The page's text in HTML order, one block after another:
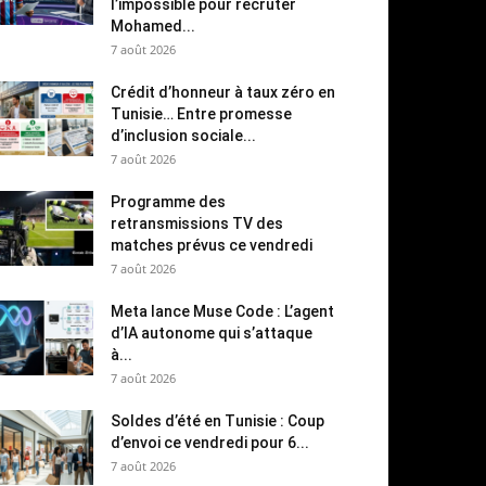
l’impossible pour recruter
Mohamed...
7 août 2026
Crédit d’honneur à taux zéro en
Tunisie… Entre promesse
d’inclusion sociale...
7 août 2026
Programme des
retransmissions TV des
matches prévus ce vendredi
7 août 2026
Meta lance Muse Code : L’agent
d’IA autonome qui s’attaque
à...
7 août 2026
Soldes d’été en Tunisie : Coup
d’envoi ce vendredi pour 6...
7 août 2026